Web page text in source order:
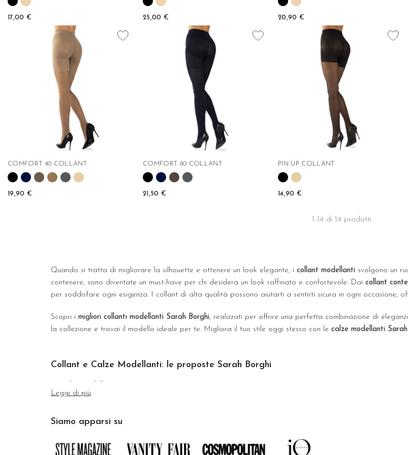
17,00 € 25,00 € 20,90 €
COMFORT 40 COLLANT
19,90 €
favorite_border
COMFORT 80 COLLANT
21,50 €
favorite_border
PIN UP COLLANT
14,90 €
favorite_border
1-14 di 14 prodotti
Quando si tratta di migliorare la silhouette e ottenere un look elegante, i collant modellanti svolgono un
contenere, sono diventate un must-have per chi desidera un look raffinato e confortevole. Dai collant
per soddisfare ogni esigenza. I collant di alta qualità possono aiutarti a sentirti sicura in ogni occasione,
Scopri i migliori collanti modellanti Sarah Borghi, realizzati per offrire una perfetta combinazione di
la collezione e trovai il modello ideale per te. Migliora il tuo stile oggi stesso con le calze modellanti
Collant e Calze Modellanti: le proposte Sarah Borghi
fianchi. E’ importante prendersi cura del proprio aspetto fisico, soprattutto perché questo influisce in
definendo la figura. Esistono anche particolari tipologie di collant modellanti senza piede
Leggi di più
Siamo apparsi su